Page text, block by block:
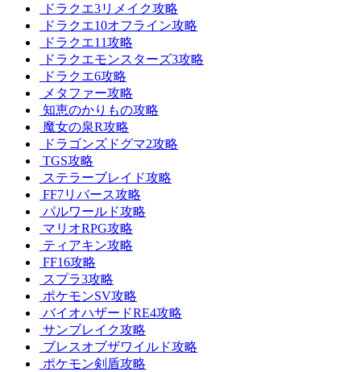
ドラクエ3リメイク攻略
ドラクエ10オフライン攻略
ドラクエ11攻略
ドラクエモンスターズ3攻略
ドラクエ6攻略
メタファー攻略
知恵のかりもの攻略
魔女の泉R攻略
ドラゴンズドグマ2攻略
TGS攻略
ステラーブレイド攻略
FF7リバース攻略
パルワールド攻略
マリオRPG攻略
ティアキン攻略
FF16攻略
スプラ3攻略
ポケモンSV攻略
バイオハザードRE4攻略
サンブレイク攻略
ブレスオブザワイルド攻略
ポケモン剣盾攻略